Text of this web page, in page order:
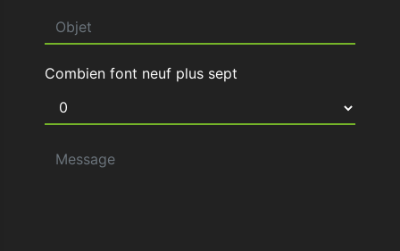
Combien font neuf plus sept